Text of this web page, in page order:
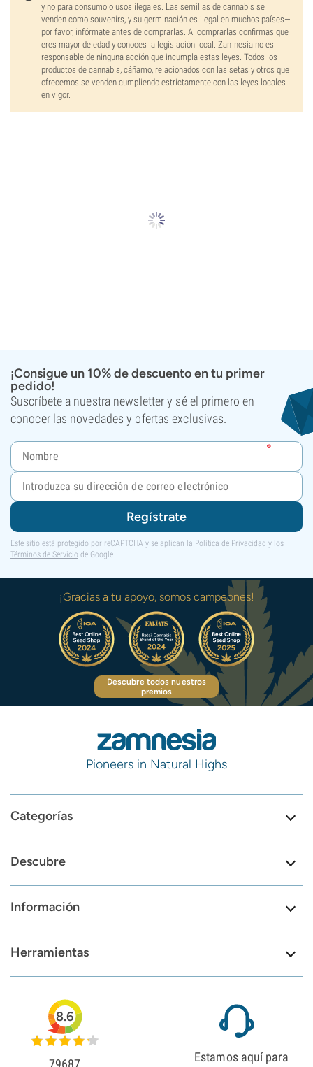
y no para consumo o usos ilegales. Las semillas de cannabis se
venden como souvenirs, y su germinación es ilegal en muchos países—
por favor, infórmate antes de comprarlas. Al comprarlas confirmas que
eres mayor de edad y conoces la legislación local. Zamnesia no es
responsable de ninguna acción que incumpla estas leyes. Todos los
productos de cannabis, cáñamo, relacionados con las setas y otros que
ofrecemos se venden cumpliendo estrictamente con las leyes locales
en vigor.
¡Consigue un 10% de descuento en tu primer
pedido!
Suscríbete a nuestra newsletter y sé el primero en
conocer las novedades y ofertas exclusivas.
Regístrate
Este sitio está protegido por reCAPTCHA y se aplican la Política de Privacidad y los
Términos de Servicio de Google.
¡Gracias a tu apoyo, somos campeones!
Descubre todos nuestros
premios
Pioneers in Natural Highs
Categorías
Descubre
Información
Herramientas
8.6
79687 Estamos aquí para